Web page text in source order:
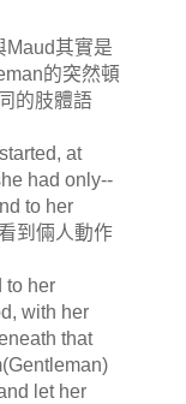
Maud其實是
的突然頓
的肢體語
at
had only--
to her
到倆人動作
to her
with her
that
let her